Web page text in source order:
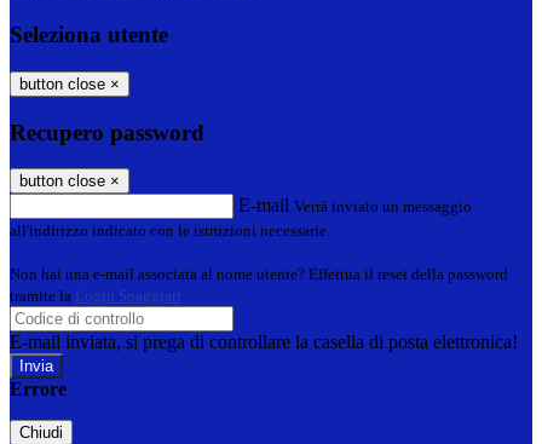
Seleziona utente
button close ×
Recupero password
button close ×
E-mail Verrà inviato un messaggio
all'indirizzo indicato con le istruzioni necessarie.
Non hai una e-mail associata al nome utente? Effettua il reset della password
tramite la Login Spaggiari
E-mail inviata, si prega di controllare la casella di posta elettronica!
Errore
Chiudi